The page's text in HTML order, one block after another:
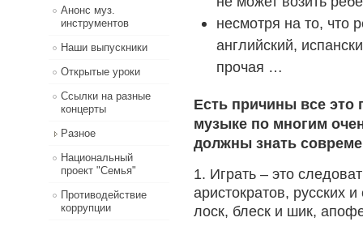
Анонс муз.
инструментов
Наши выпускники
Открытые уроки
Ссылки на разные
концерты
Разное
Национальный
проект "Семья"
Противодействие
коррупции
несмотря на то, что
английский,
прочая …
Есть причины все это
музыке по многим
должны знать
1. Играть – это
аристократов, русских
лоск, блеск и шик,